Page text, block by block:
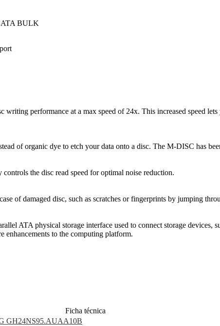
BULK
writing performance at a max speed of 24x. This increased speed
of organic dye to etch your data onto a disc. The M-DISC has
the disc read speed for optimal noise reduction.
of damaged disc, such as scratches or fingerprints by jumping
ATA physical storage interface used to connect storage
enhancements to the computing platform.
Ficha técnica
GH24NS95.AUAA10B